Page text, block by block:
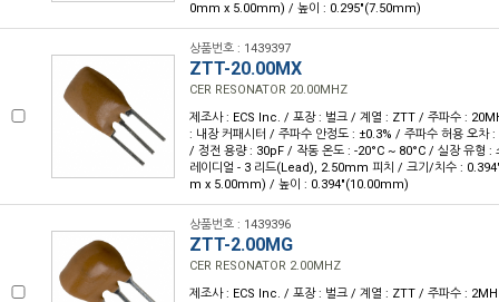
0mm x 5.00mm) / 높이 : 0.295"(7.50mm)
상품번호 : 1439397
ZTT-20.00MX
CER RESONATOR 20.00MHZ
제조사 : ECS Inc. / 포장 : 벌크 / 계열 : ZTT / 주파수 :
: 내장 커패시터 / 주파수 안정도 : ±0.3% / 주파수 허용 오차
/ 정전 용량 : 30pF / 작동 온도 : -20°C ~ 80°C / 실장 유형 :
레이디얼 - 3 리드(Lead), 2.50mm 피치 / 크기/치수 :
m x 5.00mm) / 높이 : 0.394"(10.00mm)
상품번호 : 1439396
ZTT-2.00MG
CER RESONATOR 2.00MHZ
제조사 : ECS Inc. / 포장 : 벌크 / 계열 : ZTT / 주파수 :